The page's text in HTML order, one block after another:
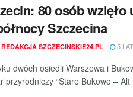
80 osób wzięło
Szczecina
REDAKCJA SZCZECINSKIE24.PL 5
dwóch osiedli Warszewa i
przyrodniczy “Stare Bukowo – Alt